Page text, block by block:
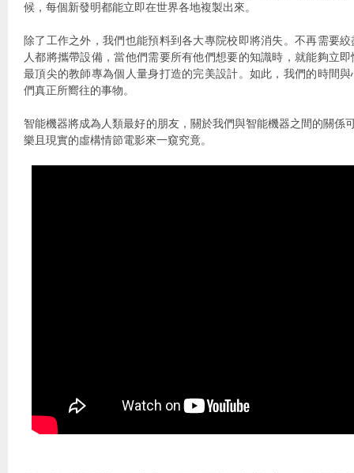
候，每個新發明都能立即在世界各地複製出來。
除了工作之外，我們也能預料到各大專院校即將消失。不再需要
人都將攜帶設備，當他們需要所有他們想要的知識時，就能夠立
最頂尖的教師專為個人量身打造的完美設計。如此，我們的時間
們真正所嚮往的事物。
智能機器將成為人類最好的朋友，關於我們與智能機器之間的關係
樂且現實的虛構情節電影來一窺究竟。